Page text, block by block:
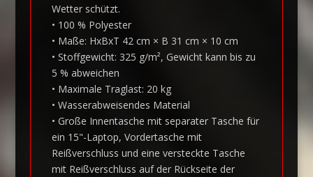
Wetter schützt.
• 100 % Polyester
• Maße: HxBxT 42 cm × B 31 cm × 10 cm
• Stoffgewicht: 325 g/m², Gewicht kann bis zu
5 % abweichen
• Maximale Traglast: 20 kg
• Wasserabweisendes Material
• Große Innentasche mit separater Tasche für
ein 15"-Laptop, Vordertasche mit
Reißverschluss und eine versteckte Tasche
mit Reißverschluss auf der Rückseite der